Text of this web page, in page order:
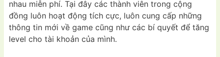
nhau miễn phí. Tại đây các thành viên trong cộng
đồng luôn hoạt động tích cực, luôn cung cấp những
thông tin mới về game cũng như các bí quyết để tăng
level cho tài khoản của mình.